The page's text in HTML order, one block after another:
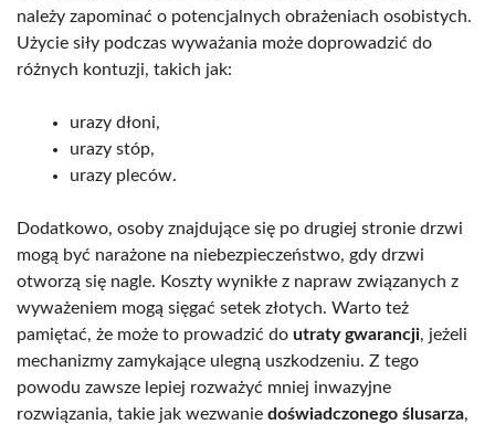
należy zapominać o potencjalnych obrażeniach osobistych.
Użycie siły podczas wyważania może doprowadzić do
różnych kontuzji, takich jak:
urazy dłoni,
urazy stóp,
urazy pleców.
Dodatkowo, osoby znajdujące się po drugiej stronie drzwi
mogą być narażone na niebezpieczeństwo, gdy drzwi
otworzą się nagle. Koszty wynikłe z napraw związanych z
wyważeniem mogą sięgać setek złotych. Warto też
pamiętać, że może to prowadzić do utraty gwarancji, jeżeli
mechanizmy zamykające ulegną uszkodzeniu. Z tego
powodu zawsze lepiej rozważyć mniej inwazyjne
rozwiązania, takie jak wezwanie doświadczonego ślusarza,